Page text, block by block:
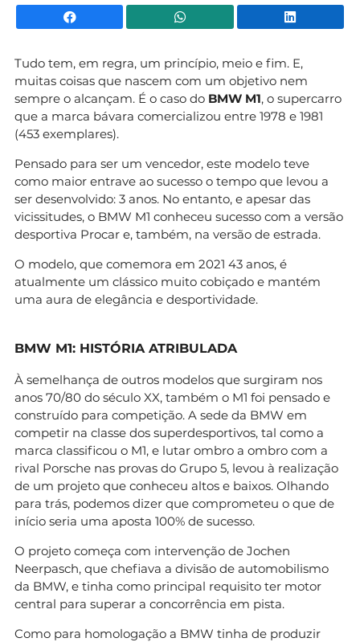
Facebook WhatsApp
Tudo tem, em regra, um princípio, meio e fim. E,
muitas coisas que nascem com um objetivo nem
sempre o alcançam. É o caso do BMW M1, o supercarro
que a marca bávara comercializou entre 1978 e 1981
(453 exemplares).
Pensado para ser um vencedor, este modelo teve
como maior entrave ao sucesso o tempo que levou a
ser desenvolvido: 3 anos. No entanto, e apesar das
vicissitudes, o BMW M1 conheceu sucesso com a versão
desportiva Procar e, também, na versão de estrada.
O modelo, que comemora em 2021 43 anos, é
atualmente um clássico muito cobiçado e mantém
uma aura de elegância e desportividade.
BMW M1: HISTÓRIA ATRIBULADA
À semelhança de outros modelos que surgiram nos
anos 70/80 do século XX, também o M1 foi pensado e
construído para competição. A sede da BMW em
competir na classe dos superdesportivos, tal como a
marca classificou o M1, e lutar ombro a ombro com a
rival Porsche nas provas do Grupo 5, levou à realização
de um projeto que conheceu altos e baixos. Olhando
para trás, podemos dizer que comprometeu o que de
início seria uma aposta 100% de sucesso.
O projeto começa com intervenção de Jochen
Neerpasch, que chefiava a divisão de automobilismo
da BMW, e tinha como principal requisito ter motor
central para superar a concorrência em pista.
Como para homologação a BMW tinha de produzir